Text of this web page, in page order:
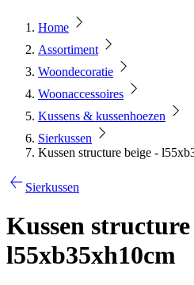
Home
Assortiment
Woondecoratie
Woonaccessoires
Kussens & kussenhoezen
Sierkussen
Kussen structure beige -
Sierkussen
Kussen structure
l55xb35xh10cm